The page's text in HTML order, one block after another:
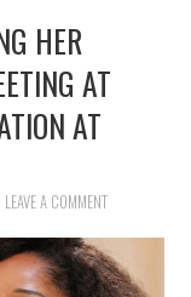
HER
AT
AT
LEAVE A COMMENT